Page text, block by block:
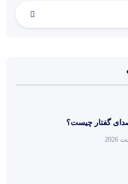
صدای گفتار چیست؟